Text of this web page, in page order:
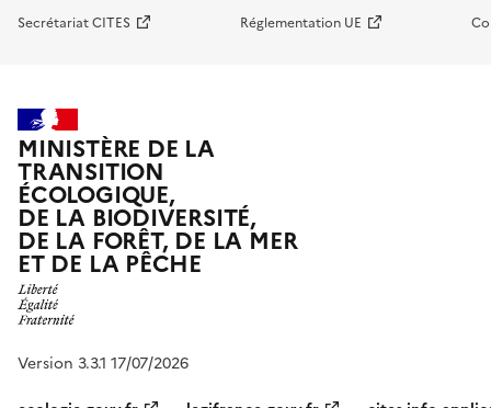
Secrétariat CITES Réglementation UE
MINISTÈRE DE LA
TRANSITION
ÉCOLOGIQUE,
DE LA BIODIVERSITÉ,
DE LA FORÊT, DE LA MER
ET DE LA PÊCHE
Version 3.3.1 17/07/2026